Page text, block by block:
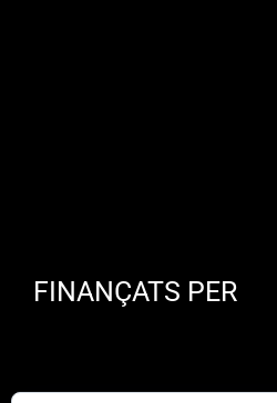
FINANÇATS PER